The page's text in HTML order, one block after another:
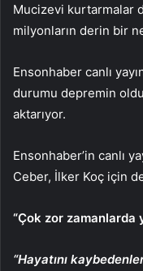
Mucizevi kurtarmalar
milyonların derin bir
Ensonhaber canlı
durumu depremin
aktarıyor.
Ensonhaber’in canlı
Ceber, İlker Koç için
“Çok zor zamanlarda
“Hayatını